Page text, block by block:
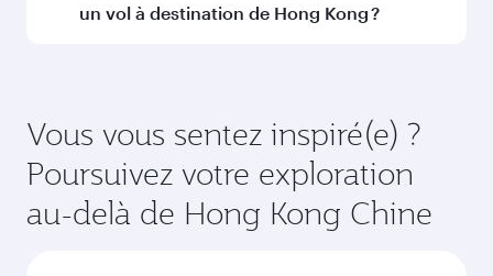
FAQ sur les vols
de Hong Kong ?
Oui, Qatar Airways opère des vols directs vers
Hong Kong. Recherchez les vols depuis notre
page d'accueil pour trouver les horaires et la
Comment puis-je voyager à Hong Kong
avec Qatar Airways ?